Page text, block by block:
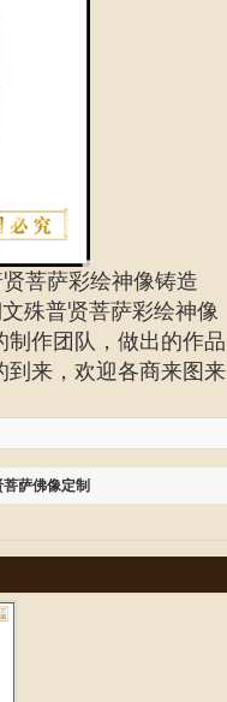
菩萨彩绘神像铸造
殊普贤菩萨彩绘神像
制作团队，做出的作品
到来，欢迎各商来图来
萨佛像定制